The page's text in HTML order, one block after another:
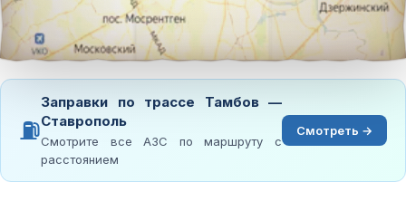
⛽
Заправки по трассе Тамбов —
Ставрополь
Смотрите все АЗС по маршруту с
расстоянием
Смотреть →